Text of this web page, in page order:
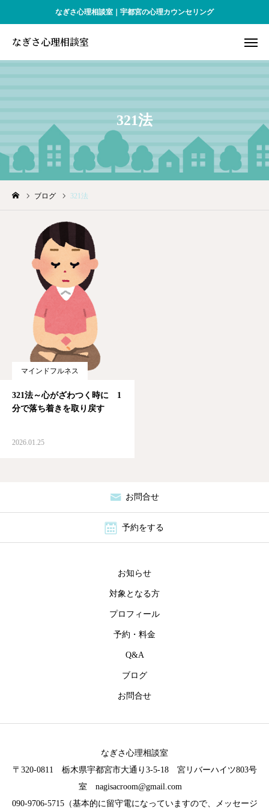
なぎさ心理相談室｜宇都宮の心理カウンセリング
なぎさ心理相談室
321法
ブログ 321法
マインドフルネス
321法～心がざわつく時に 1
分で落ち着きを取り戻す
2026.01.25
お問合せ
予約をする
お知らせ
対象となる方
プロフィール
予約・料金
Q&A
ブログ
お問合せ
なぎさ心理相談室
〒320-0811 栃木県宇都宮市大通り3-5-18 宮リバーハイツ803号
室 nagisacroom@gmail.com
090-9706-5715（基本的に留守電になっていますので、メッセージ
なぎさ心理相談室
お知らせ
対象となる方
プロフィール
予約・料金
お問合せ